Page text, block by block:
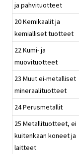
ja pahvituotteet
20 Kemikaalit ja
kemialliset tuotteet
22 Kumi- ja
muovituotteet
23 Muut ei-metalliset
mineraalituotteet
24 Perusmetallit
25 Metallituotteet, ei
kuitenkaan koneet ja
laitteet